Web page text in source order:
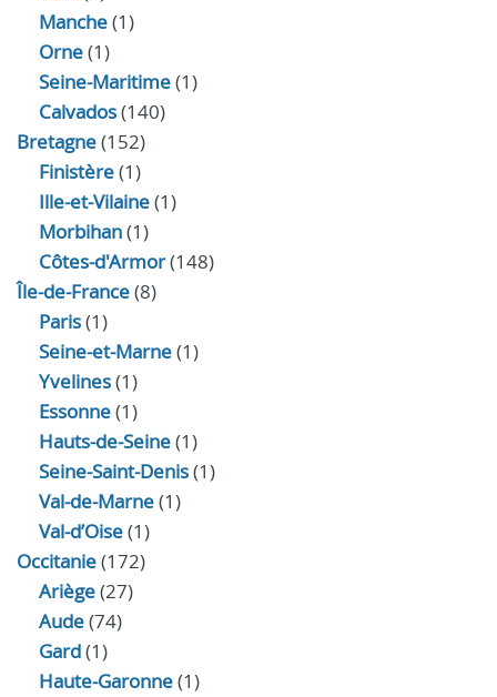
Manche(1)
Orne(1)
Seine-Maritime(1)
Calvados(140)
Bretagne(152)
Finistère(1)
Ille-et-Vilaine(1)
Morbihan(1)
Côtes-d'Armor(148)
Île-de-France(8)
Paris(1)
Seine-et-Marne(1)
Yvelines(1)
Essonne(1)
Hauts-de-Seine(1)
Seine-Saint-Denis(1)
Val-de-Marne(1)
Val-d’Oise(1)
Occitanie(172)
Ariège(27)
Aude(74)
Gard(1)
Haute-Garonne(1)